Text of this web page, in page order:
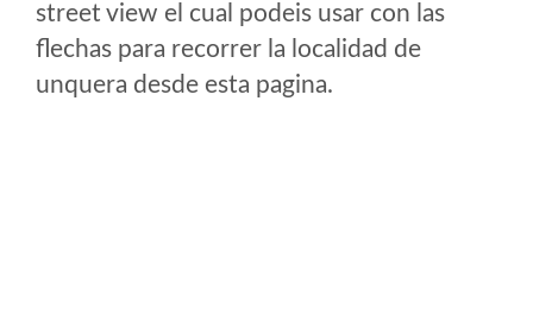
street view el cual podeis usar con las
flechas para recorrer la localidad de
unquera desde esta pagina.